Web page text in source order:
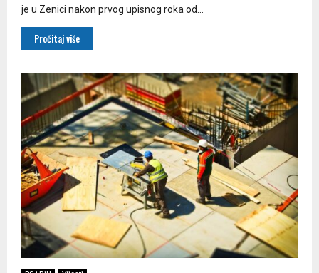
je u Zenici nakon prvog upisnog roka od...
Pročitaj više